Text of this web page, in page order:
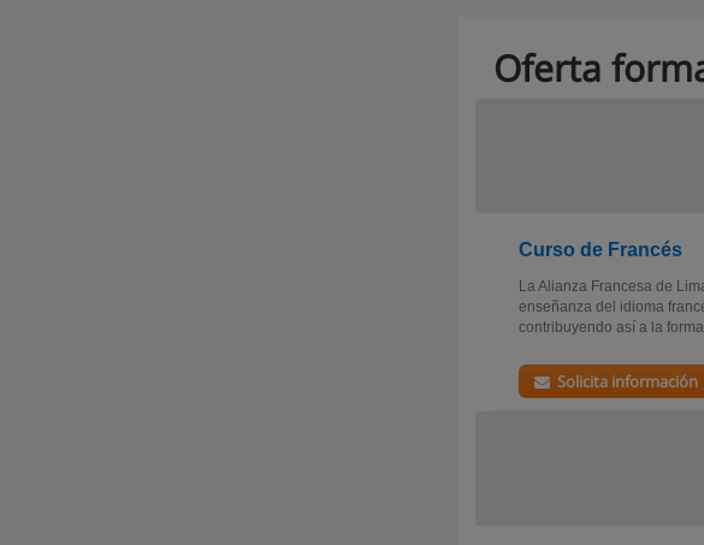
Oferta
Curso de Francés
La Alianza Francesa de
enseñanza del idioma
contribuyendo así a la
Solicita información